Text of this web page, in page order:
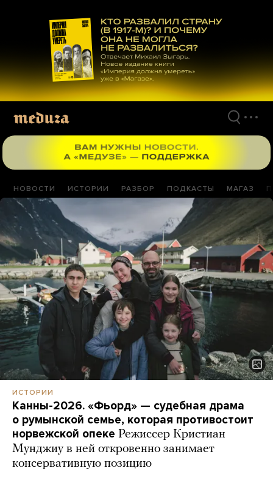
материалам
НОВОСТИ ИСТОРИИ РАЗБОР ПОДКАСТЫ МАГАЗ
ИСТОРИИ
Канны-2026. «Фьорд» — судебная драма
о румынской семье, которая противостоит
норвежской опеке Режиссер Кристиан
Мунджиу в ней откровенно занимает
консервативную позицию